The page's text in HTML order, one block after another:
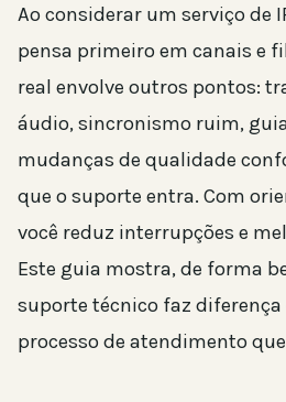
Ao considerar um serviço de
pensa primeiro em canais e
real envolve outros pontos:
áudio, sincronismo ruim,
mudanças de qualidade
que o suporte entra. Com
você reduz interrupções e
Este guia mostra, de forma
suporte técnico faz diferença
processo de atendimento